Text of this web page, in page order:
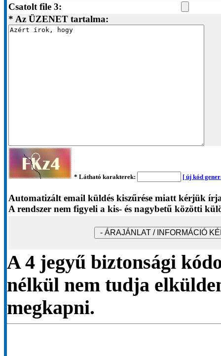
Csatolt file 3:
* Az ÜZENET tartalma:
* Látható karakterek: [ új kód
Automatizált email küldés kiszűrése miatt kérjük
A rendszer nem figyeli a kis- és nagybetű közötti
A 4 jegyű biztonsági
nélkül nem tudja
megkapni.